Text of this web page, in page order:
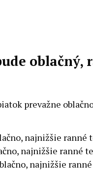
prevažne
najnižšie ranné
najnižšie ranné
najnižšie